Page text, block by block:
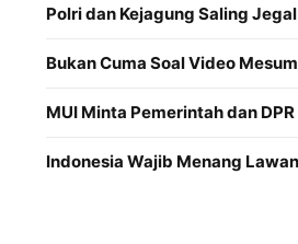
Polri dan Kejagung Saling
Bukan Cuma Soal Video
MUI Minta Pemerintah dan
Indonesia Wajib Menang